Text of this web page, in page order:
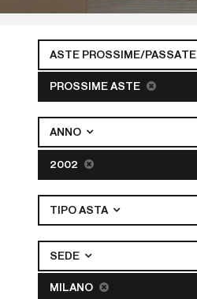
ASTE PROSSIME/PASSATE
PROSSIME ASTE
ANNO
2002
TIPO ASTA
SEDE
MILANO